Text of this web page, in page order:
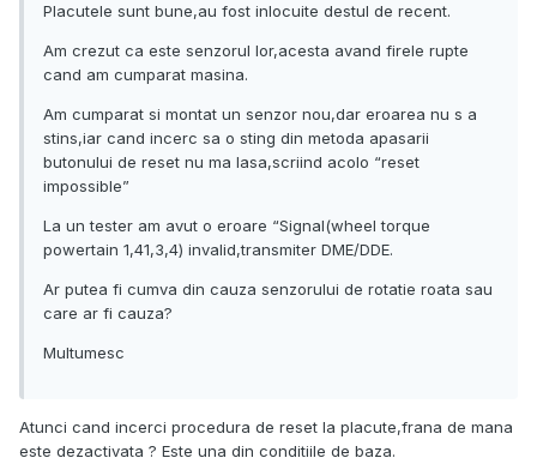
Placutele sunt bune,au fost inlocuite destul de recent.
Am crezut ca este senzorul lor,acesta avand firele rupte
cand am cumparat masina.
Am cumparat si montat un senzor nou,dar eroarea nu s a
stins,iar cand incerc sa o sting din metoda apasarii
butonului de reset nu ma lasa,scriind acolo “reset
impossible”
La un tester am avut o eroare “Signal(wheel torque
powertain 1,41,3,4) invalid,transmiter DME/DDE.
Ar putea fi cumva din cauza senzorului de rotatie roata sau
care ar fi cauza?
Multumesc
Atunci cand incerci procedura de reset la placute,frana de mana
este dezactivata ? Este una din conditiile de baza.